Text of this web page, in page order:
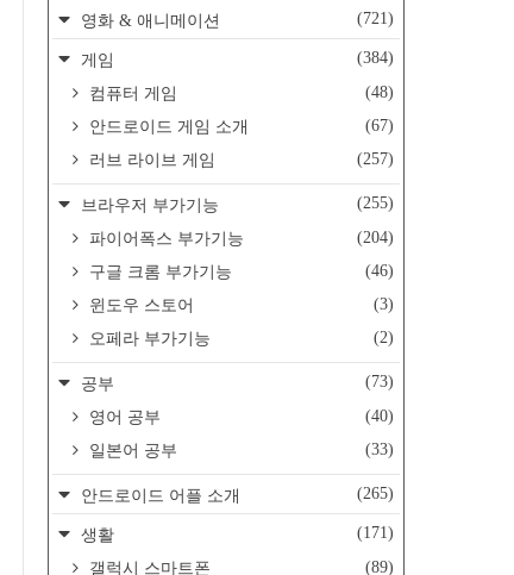
영화 & 애니메이션 (721)
게임
(384)
컴퓨터 게임
(48)
안드로이드 게임 소개
(67)
러브 라이브 게임
(257)
브라우저 부가기능
(255)
파이어폭스 부가기능
(204)
구글 크롬 부가기능
(46)
윈도우 스토어
(3)
오페라 부가기능
(2)
공부
(73)
영어 공부
(40)
일본어 공부
(33)
안드로이드 어플 소개 (265)
생활
(171)
갤럭시 스마트폰
(89)